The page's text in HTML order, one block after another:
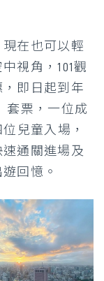
在也可以輕
視角，101觀
即日起到年
套票，一位成
兒童入場，
通關進場及
回憶。